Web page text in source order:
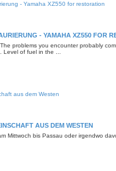
- Yamaha XZ550 for restoration
- YAMAHA XZ550 FOR
problems you encounter probably
of fuel in the ...
aus dem Westen
AUS DEM WESTEN
Mittwoch bis Passau oder irgendwo